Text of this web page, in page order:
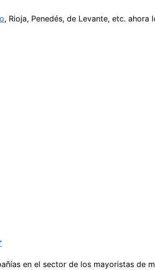
, Rioja, Penedés, de Levante, etc.
en el sector de los mayoristas de